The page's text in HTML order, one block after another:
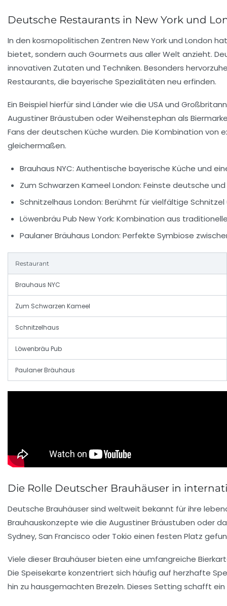
Deutsche Restaurants in New York und
In den kosmopolitischen Zentren New York und London
bietet, sondern auch Gourmets aus aller Welt anzieht.
innovativen Zutaten und Techniken. Besonders
Restaurants, die bayerische Spezialitäten neu erfinden.
Ein Beispiel hierfür sind Länder wie die USA und
Augustiner Bräustuben oder Weihenstephan als
Fans der deutschen Küche wurden. Die Kombination
gleichermaßen.
Brauhaus NYC: Authentische bayerische Küche und
Zum Schwarzen Kameel London: Feinste deutsche
Schnitzelhaus London: Berühmt für vielfältige Schnitzel
Löwenbräu Pub New York: Kombination aus
Paulaner Bräuhaus London: Perfekte Symbiose
Restaurant
Brauhaus NYC
Zum Schwarzen Kameel
Schnitzelhaus
Löwenbräu Pub
Paulaner Bräuhaus
Die Rolle Deutscher Brauhäuser in
Deutsche Brauhäuser sind weltweit bekannt für ihre
Brauhauskonzepte wie die Augustiner Bräustuben oder
Sydney, San Francisco oder Tokio einen festen Platz
Viele dieser Brauhäuser bieten eine umfangreiche
Die Speisekarte konzentriert sich häufig auf herzhafte
hin zu hausgemachten Brezeln. Dieses Setting schafft